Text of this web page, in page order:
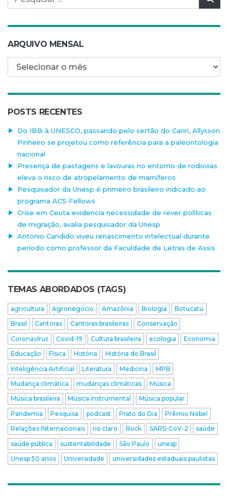
ARQUIVO MENSAL
Arquivo mensal
POSTS RECENTES
Do IBB à UNESCO, passando pelo sertão do Cariri, Allysson
Pinheiro se projetou como referência para a paleontologia
nacional
Presença de pastagens e lavouras no entorno de rodovias
eleva o risco de atropelamento de mamíferos
Pesquisador da Unesp é primeiro brasileiro indicado ao
programa ACS Fellows
Crise em Ceuta evidencia necessidade de rever políticas
de migração, avalia pesquisador da Unesp
Antonio Candido viveu renascimento intelectual durante
período como professor da Faculdade de Letras de Assis
TEMAS ABORDADOS (TAGS)
agricultura Agronegócio Amazônia Biologia
Botucatu
Brasil
Cantoras Cantoras brasileiras
Conservação
Coronavírus
Covid-19 Cultura brasileira ecologia
Economia
Educação
Física História
História do Brasil
Inteligência Artificial
Literatura Medicina
MPB
Mudança climática
mudanças climáticas
Música
Música brasileira
Música instrumental
Música popular
Pandemia
Pesquisa podcast Prato do Dia
Prêmio Nobel
Relações INternacionais
rio claro Rock SARS-CoV-2
saúde
saúde pública
sustentabilidade São Paulo
unesp
Unesp 50 anos
Universidade universidades estaduais paulistas